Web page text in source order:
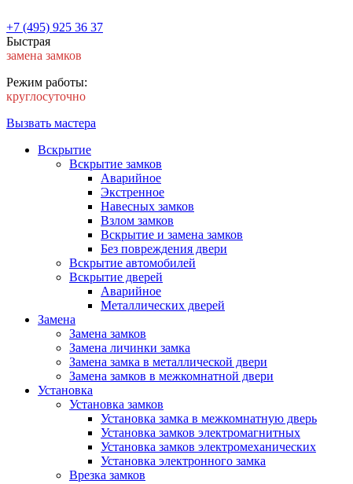
+7 (495) 925 36 37
Быстрая
замена замков
Режим работы:
круглосуточно
Вызвать мастера
Вскрытие
Вскрытие замков
Аварийное
Экстренное
Навесных замков
Взлом замков
Вскрытие и замена замков
Без повреждения двери
Вскрытие автомобилей
Вскрытие дверей
Аварийное
Металлических дверей
Замена
Замена замков
Замена личинки замка
Замена замка в металлической двери
Замена замков в межкомнатной двери
Установка
Установка замков
Установка замка в межкомнатную дверь
Установка замков электромагнитных
Установка замков электромеханических
Установка электронного замка
Врезка замков